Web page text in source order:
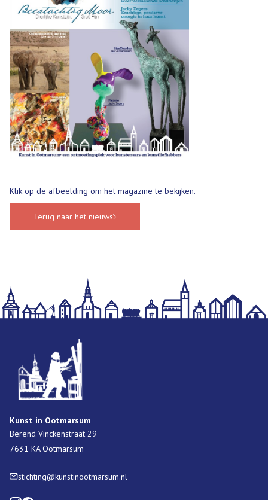
Klik op de afbeelding om het magazine te bekijken.
Terug naar het nieuws
Kunst in Ootmarsum
Berend Vinckenstraat 29
7631 KA Ootmarsum
stichting@kunstinootmarsum.nl